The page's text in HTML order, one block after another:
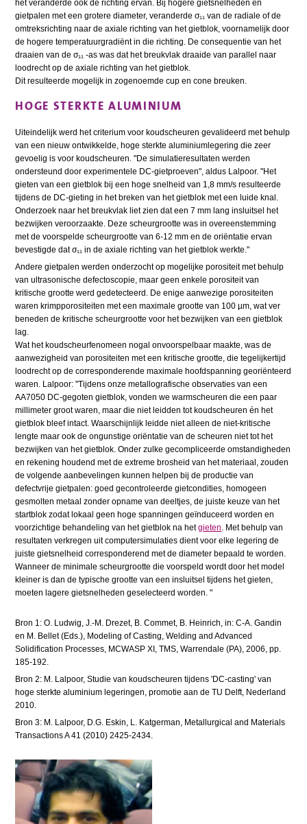
het veranderde ook de richting ervan. Bij hogere gietsnelheden en
gietpalen met een grotere diameter, veranderde σ₁₁ van de radiale of de
omtreksrichting naar de axiale richting van het gietblok, voornamelijk door
de hogere temperatuurgradiënt in die richting. De consequentie van het
draaien van de σ₁₁ -as was dat het breukvlak draaide van parallel naar
loodrecht op de axiale richting van het gietblok.
Dit resulteerde mogelijk in zogenoemde cup en cone breuken.
HOGE STERKTE ALUMINIUM
Uiteindelijk werd het criterium voor koudscheuren gevalideerd met behulp
van een nieuw ontwikkelde, hoge sterkte aluminiumlegering die zeer
gevoelig is voor koudscheuren. "De simulatieresultaten werden
ondersteund door experimentele DC-gietproeven", aldus Lalpoor. "Het
gieten van een gietblok bij een hoge snelheid van 1,8 mm/s resulteerde
tijdens de DC-gieting in het breken van het gietblok met een luide knal.
Onderzoek naar het breukvlak liet zien dat een 7 mm lang insluitsel het
bezwijken veroorzaakte. Deze scheurgrootte was in overeenstemming
met de voorspelde scheurgrootte van 6-12 mm en de oriëntatie ervan
bevestigde dat σ₁₁ in de axiale richting van het gietblok werkte."
Andere gietpalen werden onderzocht op mogelijke porositeit met behulp
van ultrasonische defectoscopie, maar geen enkele porositeit van
kritische grootte werd gedetecteerd. De enige aanwezige porositeiten
waren krimpporositeiten met een maximale grootte van 100 µm, wat ver
beneden de kritische scheurgrootte voor het bezwijken van een gietblok
lag.
Wat het koudscheurfenomeen nogal onvoorspelbaar maakte, was de
aanwezigheid van porositeiten met een kritische grootte, die tegelijkertijd
loodrecht op de corresponderende maximale hoofdspanning georiënteerd
waren. Lalpoor: "Tijdens onze metallografische observaties van een
AA7050 DC-gegoten gietblok, vonden we warmscheuren die een paar
millimeter groot waren, maar die niet leidden tot koudscheuren én het
gietblok bleef intact. Waarschijnlijk leidde niet alleen de niet-kritische
lengte maar ook de ongunstige oriëntatie van de scheuren niet tot het
bezwijken van het gietblok. Onder zulke gecompliceerde omstandigheden
en rekening houdend met de extreme brosheid van het materiaal, zouden
de volgende aanbevelingen kunnen helpen bij de productie van
defectvrije gietpalen: goed gecontroleerde gietcondities, homogeen
gesmolten metaal zonder opname van deeltjes, de juiste keuze van het
startblok zodat lokaal geen hoge spanningen geïnduceerd worden en
voorzichtige behandeling van het gietblok na hetgieten. Met behulp van
resultaten verkregen uit computersimulaties dient voor elke legering de
juiste gietsnelheid corresponderend met de diameter bepaald te worden.
Wanneer de minimale scheurgrootte die voorspeld wordt door het model
kleiner is dan de typische grootte van een insluitsel tijdens het gieten,
moeten lagere gietsnelheden geselecteerd worden. "
Bron 1: O. Ludwig, J.-M. Drezet, B. Commet, B. Heinrich, in: C-A. Gandin
en M. Bellet (Eds.), Modeling of Casting, Welding and Advanced
Solidification Processes, MCWASP XI, TMS, Warrendale (PA), 2006, pp.
185-192.
Bron 2: M. Lalpoor, Studie van koudscheuren tijdens 'DC-casting' van
hoge sterkte aluminium legeringen, promotie aan de TU Delft, Nederland
2010.
Bron 3: M. Lalpoor, D.G. Eskin, L. Katgerman, Metallurgical and Materials
Transactions A 41 (2010) 2425-2434.